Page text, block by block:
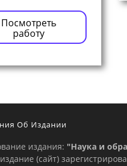
Посмотреть
работу
Об Издании
издания: "Наука и
(сайт)